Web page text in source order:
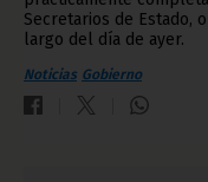
Secretarios de Estado,
largo del día de ayer.
Noticias Gobierno